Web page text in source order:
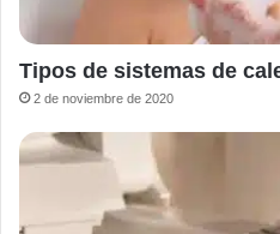
Tipos de sistemas de
2 de noviembre de 2020